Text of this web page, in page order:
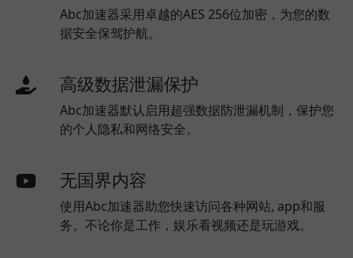
Abc加速器采用卓越的AES 256位加密，为您的数
据安全保驾护航。
高级数据泄漏保护
Abc加速器默认启用超强数据防泄漏机制，保护您
的个人隐私和网络安全。
无国界内容
使用Abc加速器助您快速访问各种网站, app和服
务。不论你是工作，娱乐看视频还是玩游戏。